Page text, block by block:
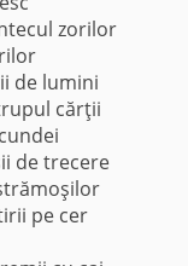
zorilor
de lumini
cărţii
de trecere
pe cer